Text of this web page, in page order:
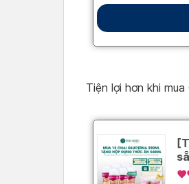
Tiện lợi hơn khi